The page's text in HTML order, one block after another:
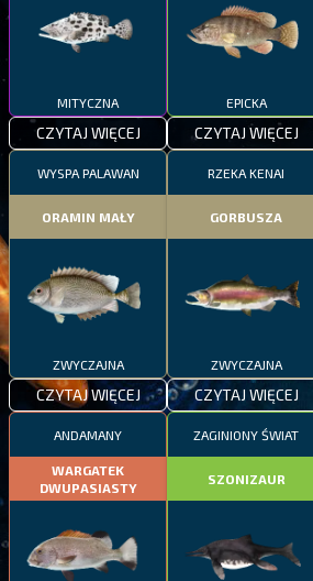
MITYCZNA
CZYTAJ WIĘCEJ
EPICKA
CZYTAJ WIĘCEJ
WYSPA PALAWAN
ORAMIN MAŁY
ZWYCZAJNA
CZYTAJ WIĘCEJ
RZEKA KENAI
GORBUSZA
ZWYCZAJNA
CZYTAJ WIĘCEJ
ANDAMANY
WARGATEK
DWUPASIASTY
ZAGINIONY ŚWIAT
SZONIZAUR